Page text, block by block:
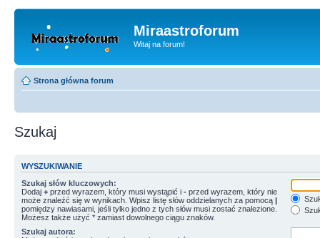
Miraastroforum
Witaj na forum!
Strona główna forum
Szukaj
WYSZUKIWANIE
Szukaj słów kluczowych:
Dodaj + przed wyrazem, który musi wystąpić i - przed wyrazem, który nie
może znaleźć się w wynikach. Wpisz listę słów oddzielanych za pomocą |
pomiędzy nawiasami, jeśli tylko jedno z tych słów musi zostać znalezione.
Możesz także użyć * zamiast dowolnego ciągu znaków.
Szukaj autora: